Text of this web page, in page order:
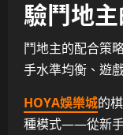
驗鬥地
鬥地主的配合策
手水準均衡、遊
HOYA娛樂城的
種模式——從新手